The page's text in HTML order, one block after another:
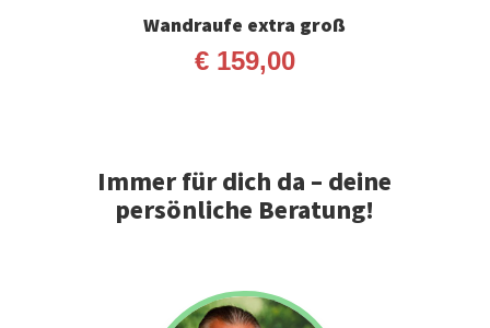
Wandraufe extra groß
€159,00
Immer für dich da – deine
persönliche Beratung!